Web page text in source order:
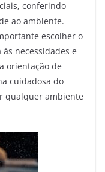
conferindo
ao ambiente.
escolher o
necessidades e
orientação de
cuidadosa do
qualquer ambiente